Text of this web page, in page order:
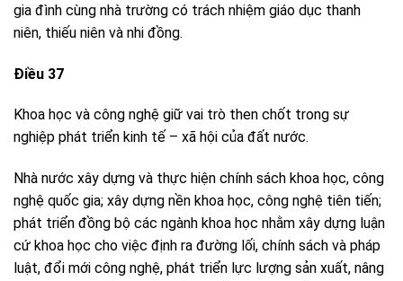
gia đình cùng nhà trường có trách nhiệm giáo dục thanh
niên, thiếu niên và nhi đồng.
Điều 37
Khoa học và công nghệ giữ vai trò then chốt trong sự
nghiệp phát triển kinh tế – xã hội của đất nước.
Nhà nước xây dựng và thực hiện chính sách khoa học, công
nghệ quốc gia; xây dựng nền khoa học, công nghệ tiên tiến;
phát triển đồng bộ các ngành khoa học nhằm xây dựng luận
cứ khoa học cho việc định ra đường lối, chính sách và pháp
luật, đổi mới công nghệ, phát triển lực lượng sản xuất, nâng